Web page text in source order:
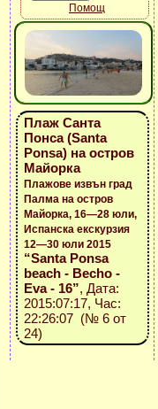
Помощ
Плаж Санта
Понса (Santa
Ponsa) на остров
Майорка
Плажове извън град
Палма на остров
Майорка, 16—28 юли,
Испанска екскурзия
12—30 юли 2015
“Santa Ponsa
beach - Becho -
Eva - 16”, Дата:
2015:07:17, Час:
22:26:07 (№ 6 от
24)